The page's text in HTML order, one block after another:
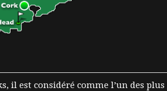
il est considéré comme l’un des